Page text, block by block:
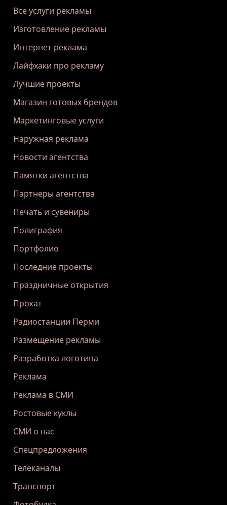
Все услуги рекламы
Изготовление рекламы
Интернет реклама
Лайфхаки про рекламу
Лучшие проекты
Магазин готовых брендов
Маркетинговые услуги
Наружная реклама
Новости агентства
Памятки агентства
Партнеры агентства
Печать и сувениры
Полиграфия
Портфолио
Последние проекты
Праздничные открытия
Прокат
Радиостанции Перми
Размещение рекламы
Разработка логотипа
Реклама
Реклама в СМИ
Ростовые куклы
СМИ о нас
Спецпредложения
Телеканалы
Транспорт